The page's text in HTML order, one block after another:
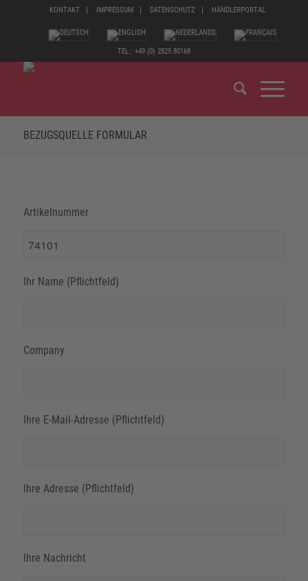
KONTAKT IMPRESSUM DATENSCHUTZ HÄNDLERPORTAL
TEL.: +49 (0) 2825 80168
BEZUGSQUELLE FORMULAR
Artikelnummer
Ihr Name (Pflichtfeld)
Company
Ihre E-Mail-Adresse (Pflichtfeld)
Ihre Adresse (Pflichtfeld)
Ihre Nachricht